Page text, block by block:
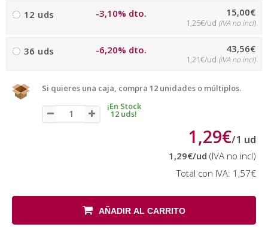
12 uds -3,10% dto. 15,00€
1,25€/ud (IVA no incl)
36 uds -6,20% dto. 43,56€
1,21€/ud (IVA no incl)
Si quieres una caja, compra 12 unidades o múltiplos.
¡En Stock
12 uds!
1,29€/1 ud
1,29€/ud (IVA no incl)
Total con IVA: 1,57€
AÑADIR AL CARRITO